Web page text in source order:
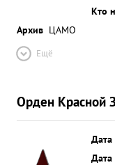
Кто
Архив ЦАМО
Ещё
Орден Красной
Дата